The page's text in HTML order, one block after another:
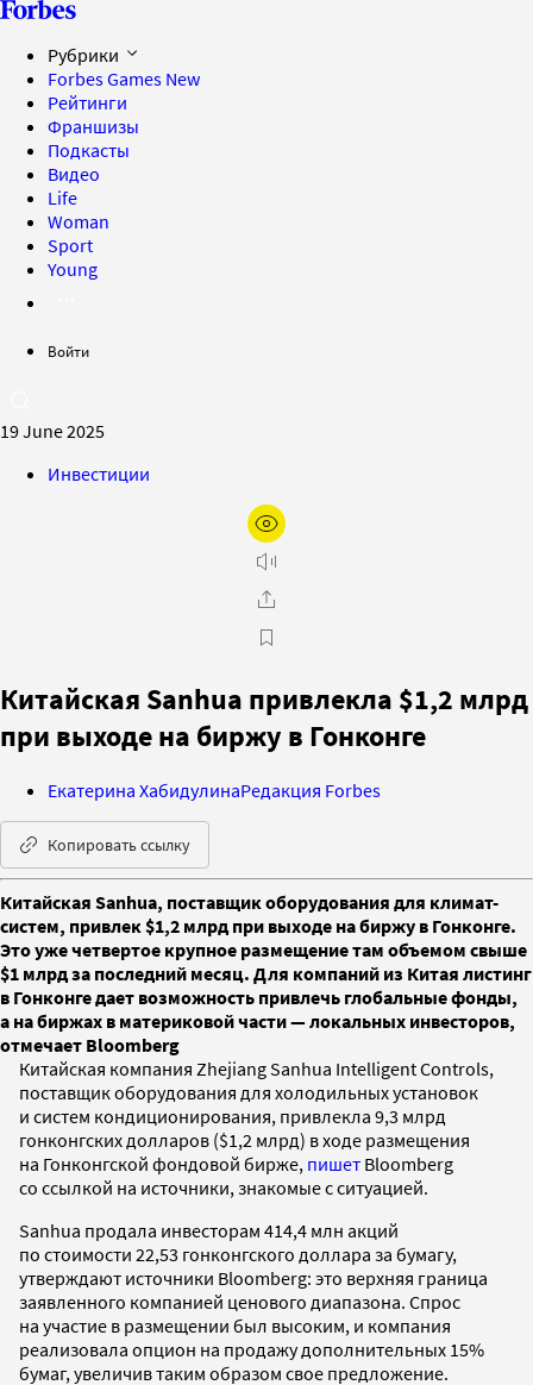
Рубрики
Forbes Games New
Рейтинги
Франшизы
Подкасты
Видео
Life
Woman
Sport
Young
Войти
19 June 2025
Инвестиции
Китайская Sanhua привлекла $1,2 млрд
при выходе на биржу в Гонконге
Екатерина ХабидулинаРедакция Forbes
Копировать ссылку
Китайская Sanhua, поставщик оборудования для климат-
систем, привлек $1,2 млрд при выходе на биржу в Гонконге.
Это уже четвертое крупное размещение там объемом свыше
$1 млрд за последний месяц. Для компаний из Китая листинг
в Гонконге дает возможность привлечь глобальные фонды,
а на биржах в материковой части — локальных инвесторов,
отмечает Bloomberg
Китайская компания Zhejiang Sanhua Intelligent Controls,
поставщик оборудования для холодильных установок
и систем кондиционирования, привлекла 9,3 млрд
гонконгских долларов ($1,2 млрд) в ходе размещения
на Гонконгской фондовой бирже, пишет Bloomberg
со ссылкой на источники, знакомые с ситуацией.
Sanhua продала инвесторам 414,4 млн акций
по стоимости 22,53 гонконгского доллара за бумагу,
утверждают источники Bloomberg: это верхняя граница
заявленного компанией ценового диапазона. Спрос
на участие в размещении был высоким, и компания
реализовала опцион на продажу дополнительных 15%
бумаг, увеличив таким образом свое предложение.